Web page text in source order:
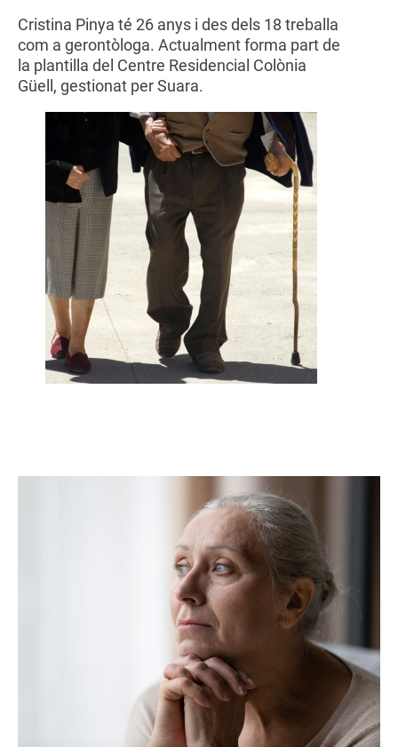
Cristina Pinya té 26 anys i des dels 18 treballa
com a gerontòloga. Actualment forma part de
la plantilla del Centre Residencial Colònia
Güell, gestionat per Suara.